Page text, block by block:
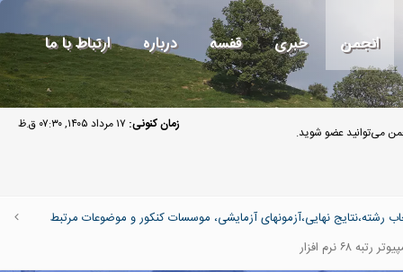
انجمن خبری قفسه درباره ارتباط با ما
زمان کنونی: ۱۷ مرداد ۱۴۰۵, ۰۷:۳۰ ق.ظ می‌توانید عضو شوید.
رشته،نتایج نهایی،آزمونهای آزمایشی، موسسات کنکور و موضوعات مرتبط
۶۸ نرم افزار